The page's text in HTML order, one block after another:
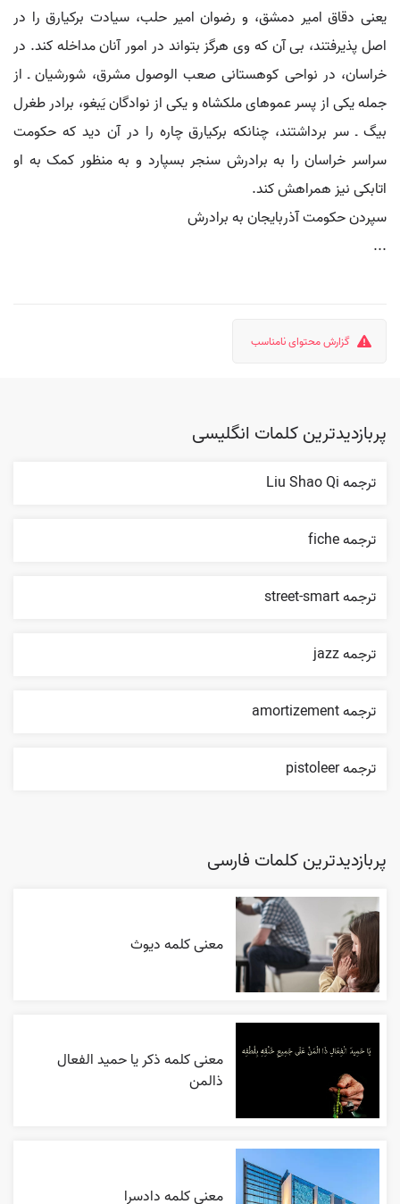
یعنی دقاق امیر دمشق، و رضوان امیر حلب، سیادت برکیارق را در
اصل پذیرفتند، بی آن که وی هرگز بتواند در امور آنان مداخله کند. در
خراسان، در نواحی کوهستانی صعب الوصول مشرق، شورشیان ـ از
جمله یکی از پسر عموهای ملکشاه و یکی از نوادگان یَبغو، برادر طغرل
بیگ ـ سر برداشتند، چنانکه برکیارق چاره را در آن دید که حکومت
سراسر خراسان را به برادرش سنجر بسپارد و به منظور کمک به او
اتابکی نیز همراهش کند.
سپردن حکومت آذربایجان به برادرش
...
گزارش محتوای نامناسب
پربازدیدترین کلمات انگلیسی
ترجمه Liu Shao Qi
ترجمه fiche
ترجمه street-smart
ترجمه jazz
ترجمه amortizement
ترجمه pistoleer
پربازدیدترین کلمات فارسی
معنی کلمه دیوث
معنی کلمه ذکر یا حمید الفعال
ذالمن
معنی کلمه دادسرا